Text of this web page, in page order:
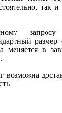
так
запросу
размер
меняется в
возможна